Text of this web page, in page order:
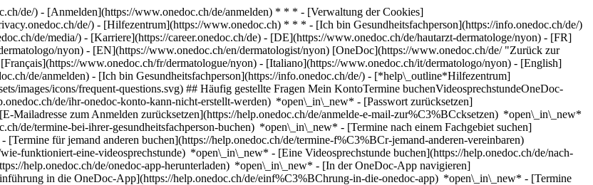
de/) - [Anmelden](https://www.onedoc.ch/de/anmelden) * * * - [Verwaltung der Cookies]
de/) - [Hilfezentrum](https://www.onedoc.ch) * * * - [Ich bin Gesundheitsfachperson](https://info.onedoc.ch/de/)
de/media/) - [Karriere](https://career.onedoc.ch/de) - [DE](https://www.onedoc.ch/de/hautarzt-dermatologe/nyon) - [FR]
nyon) - [EN](https://www.onedoc.ch/en/dermatologist/nyon) [OneDoc](https://www.onedoc.ch/de/ "Zurück zur
www.onedoc.ch/fr/dermatologue/nyon) - [Italiano](https://www.onedoc.ch/it/dermatologo/nyon) - [English]
de/anmelden) - [Ich bin Gesundheitsfachperson](https://info.onedoc.ch/de/) - [*help\_outline*Hilfezentrum]
images/icons/frequent-questions.svg) ## Häufig gestellte Fragen Mein KontoTermine buchenVideosprechstundeOneDoc-
de/ihr-onedoc-konto-kann-nicht-erstellt-werden) *open\_in\_new* - [Passwort zurücksetzen]
zum Anmelden zurücksetzen](https://help.onedoc.ch/de/anmelde-e-mail-zur%C3%BCcksetzen) *open\_in\_new*
de/termine-bei-ihrer-gesundheitsfachperson-buchen) *open\_in\_new* - [Termine nach einem Fachgebiet suchen]
für jemand anderen buchen](https://help.onedoc.ch/de/termine-f%C3%BCr-jemand-anderen-vereinbaren)
funktioniert-eine-videosprechstunde) *open\_in\_new* - [Eine Videosprechstunde buchen](https://help.onedoc.ch/de/nach-
help.onedoc.ch/de/onedoc-app-herunterladen) *open\_in\_new* - [In der OneDoc-App navigieren]
in die OneDoc-App](https://help.onedoc.ch/de/einf%C3%BChrung-in-die-onedoc-app) *open\_in\_new* - [Termine verwalten](https://help.onedoc.ch/de/termine-verwalten) *open\_in\_new* - [Termine absagen](https://help.onedoc.ch/de/online-gebuchte-termine-absagen) *open\_in\_new* - [Ich erhalte keine Terminbestätigung](https://help.onedoc.ch/de/ich-erhalte-keine-terminbest%C3%A4tigung) *open\_in\_new* [Alle unsere Artikel anzeigen *open\_in\_new*](https://help.onedoc.ch/de/) close ## Ihre Suche bearbeiten ![Haus mit Pluszeichen, das anzeigt, dass eine Konsultation vor Ort möglich ist](https://www.onedoc.ch/assets/images/icons/on-site.svg) Vor Ort ![Kamera mit Play-Symbol, die anzeigt, dass eine Konsultation per Video aus der Ferne möglich ist](https://www.onedoc.ch/assets/images/icons/remote.svg) Virtuell Suche #### Fachrichtung #### Gesundheitsfachperson #### Einrichtung edit Hautarzt (Dermatologe) in Nyon tune Filter Neue Patienten*keyboard\_arrow\_down* - Zugelassen*check\_circle* Gesprochene Sprachen*keyboard\_arrow\_down* - Armenisch*check\_circle* - Deutsch*check\_circle* - Englisch*check\_circle* - Französisch*check\_circle* - Griechisch*check\_circle* - Italienisch*check\_circle* - Luxemburgisch*check\_circle* - Niederländisch*check\_circle* - Persisch*check\_circle* - Polnisch*check\_circle* - Rumänisch*check\_circle* - Spanisch*check\_circle* - Türkisch*check\_circle* Geschlecht*keyboard\_arrow\_down* - Weiblich*check\_circle* - Männlich*check\_circle* Netzwerk*keyboard\_arrow\_down* - ASCA*check\_circle* Verfügbarkeit*keyboard\_arrow\_down* - Heute*check\_circle* - In den nächsten 3 Tagen*check\_circle* - In den nächsten 7 Tagen*check\_circle* - In den nächsten 14 Tagen*check\_circle* # Hautarzt (Dermatologie) in Nyon: Buchen Sie heute Ihren Termin online ## 1 Ergebnis in Nyon [![Dr. Sophie Becart, Hautärztin (Dermatologin) in Nyon](https://assets.onedoc.ch/images/users/d9cdb74c103c9f88b4f8ecf65bedd2392ecdd92cc30fd7a016b56585c6d31e52-small.jpg "Dr. Sophie Becart, Hautärztin (Dermatologin) in Nyon")](https://www.onedoc.ch/de/hautarztin-dermatologin/nyon/px59/dr-sophie-becart) ### [Dr. Sophie Becart](https://www.onedoc.ch/de/hautarztin-dermatologin/nyon/px59/dr-sophie-becart) ![Abzeichen, das ein verifiziertes Profil kennzeichnet](https://www.onedoc.ch/assets/images/icons/checkmark.svg) Hautärztin (Dermatologin) Cabinet du Dr Sophie Becart Rue de la Vy-Creuse 4 1260 Nyon ![Patient mit Minuszeichen, der anzeigt, dass keine neuen Patienten angenommen werden](https://www.onedoc.ch/assets/images/icons/no-new-patients.svg)Akzeptiert keine neuen Patienten [Termin buchen](https://www.onedoc.ch/de/hautarztin-dermatologin/nyon/px59/dr-sophie-becart) *chevron\_left* Mo. 03 Aug. *chevron\_right* Mehr Termine anzeigen *error\_outline* Beim Laden der Verfügbarkeiten ist ein Fehler aufgetreten [Erneut versuchen](https://www.onedoc.ch) ## __Hautärzte (Dermatologen)__ in der Umgebung von __Nyon__: Andere Gesundheitsfachpersonen können Online gebucht werden [![Dr. Caroline Farny, Hautärztin (Dermatologin) in Genolier](https://assets.onedoc.ch/images/users/7717396cb8a29a02d291ec5e7a5647148e42c443ab6b50e27127dd7aaf18246f-small.png "Dr. Caroline Farny, Hautärztin (Dermatologin) in Genolier")](https://www.onedoc.ch/de/hautarztin-dermatologin/genolier/pc2sv/dr-caroline-farny) ### [Dr. Caroline Farny](https://www.onedoc.ch/de/hautarztin-dermatologin/genolier/pc2sv/dr-caroline-farny) ![Abzeichen, das ein verifiziertes Profil kennzeichnet](https://www.onedoc.ch/assets/images/icons/checkmark.svg) [Hautärztin (Dermatologin)](https://www.onedoc.ch/de/hautarzt-dermatologe/genolier) Clinique de Genolier - Dre Caroline Farny Route du Muids 3 1272 Genolier ![Patient mit Pluszeichen, der anzeigt, dass neue Patienten angenommen werden](https://www.onedoc.ch/assets/images/icons/new-patients.svg)Akzeptiert neue Patienten [Termin buchen](https://www.onedoc.ch/de/hautarztin-dermatologin/genolier/pc2sv/dr-caroline-farny) Expertisen:[Sexuell übertragbare Krankheiten | Sexuell übertragbare Infektionen (STD/STI)](https://www.onedoc.ch/de/sexuell-ubertragbare-krankheiten-sexuell-ubertragbare-infektionen-std-sti/genolier), [Muttermalkontrolle](https://www.onedoc.ch/de/muttermalkontrolle/genolier), [Hautkrebs](https://www.onedoc.ch/de/hautkrebs/genolier), [Entfernung von Muttermalen | Naevus Exzision](https://www.onedoc.ch/de/entfernung-von-muttermalen-naevus-exzision/genolier), [Ekzem](https://www.onedoc.ch/de/ekzem/genolier), [Psoriasis | Schuppenflechte](https://www.onedoc.ch/de/psoriasis-schuppenflechte/genolier), [Kryotherapie | Kältetherapie](https://www.onedoc.ch/de/kryotherapie-kaltetherapie/genolier), [Pädiatrische Dermatologie](https://www.onedoc.ch/de/padiatrische-dermatologie/genolier), [Akne](https://www.onedoc.ch/de/akne/genolier)Mehr anzeigen *chevron\_left* Mo. 03 Aug. *chevron\_right* Mehr Termine anzeigen *error\_outline* Beim Laden der Verfügbarkeiten ist ein Fehler aufgetreten [Erneut versuchen](https://www.onedoc.ch) Expertisen:[Sexuell übertragbare Krankheiten | Sexuell übertragbare Infektionen (STD/STI)](https://www.onedoc.ch/de/sexuell-ubertragbare-krankheiten-sexuell-ubertragbare-infektionen-std-sti/genolier), [Muttermalkontrolle](https://www.onedoc.ch/de/muttermalkontrolle/genolier), [Hautkrebs](https://www.onedoc.ch/de/hautkrebs/genolier), [Entfernung von Muttermalen | Naevus Exzision](https://www.onedoc.ch/de/entfernung-von-muttermalen-naevus-exzision/genolier), [Ekzem](https://www.onedoc.ch/de/ekzem/genolier), [Psoriasis | Schuppenflechte](https://www.onedoc.ch/de/psoriasis-schuppenflechte/genolier), [Kryotherapie | Kältetherapie](https://www.onedoc.ch/de/kryotherapie-kaltetherapie/genolier), [Pädiatrische Dermatologie](https://www.onedoc.ch/de/padiatrische-dermatologie/genolier), [Akne](https://www.onedoc.ch/de/akne/genolier)Mehr anzeigen [![Dr. Kimberley Bertholet-George, Hautärztin (Dermatologin) in Gland](https://assets.onedoc.ch/images/users/fe60c93e7e19bd3cadbfca95f08c1d7cea7565e94274a6ec264d04b5383bc19b-small.jpg "Dr. Kimberley Bertholet-George, Hautärztin (Dermatologin) in Gland")](https://www.onedoc.ch/de/hautarztin-dermatologin/gland/pcoue/dr-kimberley-bertholet-george) ### [Dr. Kimberley Bertholet-George](https://www.onedoc.ch/de/hautarztin-dermatologin/gland/pcoue/dr-kimberley-bertholet-george) ![Abzeichen, das ein verifiziertes Profil kennzeichnet](https://www.onedoc.ch/assets/images/icons/checkmark.svg) [Hautärztin (Dermatologin)](https://www.onedoc.ch/de/hautarzt-dermatologe/gland) [Centre Médical du Lac](https://www.onedoc.ch/de/medizinisches-zentrum/gland/e779/centre-medical-du-lac) Route Suisse 35 1196 Gland ![Patient mit Minuszeichen, der anzeigt, dass keine neuen Patienten angenommen werden](https://www.onedoc.ch/assets/images/icons/no-new-patients.svg)Akzeptiert keine neuen Patienten [Termin buchen](https://www.onedoc.ch/de/hautarztin-dermatologin/gland/pcoue/dr-kimberley-bertholet-george) Expertisen:[Sexuell übertragbare Krankheiten | Sexuell übertragbare Infektionen (STD/STI)](https://www.onedoc.ch/de/sexuell-ubertragbare-krankheiten-sexuell-ubertragbare-infektionen-std-sti/gland), [Muttermalkontrolle](https://www.onedoc.ch/de/muttermalkontrolle/gland), [Hautkrebs](https://www.onedoc.ch/de/hautkrebs/gland), [Entfernung von Muttermalen | Naevus Exzision](https://www.onedoc.ch/de/entfernung-von-muttermalen-naevus-exzision/gland), [Zystenentfernung | Atherom Exzision](https://www.onedoc.ch/de/zystenentfernung-atherom-exzision/gland), [Ekzem](https://www.onedoc.ch/de/ekzem/gland), [Pädiatrische Dermatologie](https://www.onedoc.ch/de/padiatrische-dermatologie/gland), [Kryotherapie | Kältetherapie](https://www.onedoc.ch/de/kryotherapie-kaltetherapie/gland)Mehr anzeigen *chevron\_left* Mo. 03 Aug. *chevron\_right* Mehr Termine anzeigen *error\_outline* Beim Laden der Verfügbarkeiten ist ein Fehler aufgetreten [Erneut versuchen](https://www.onedoc.ch) Expertisen:[Sexuell übertragbare Krankheiten | Sexuell übertragbare Infektionen (STD/STI)](https://www.onedoc.ch/de/sexuell-ubertragbare-krankheiten-sexuell-ubertragbare-infektionen-std-sti/gland), [Muttermalkontrolle](https://www.onedoc.ch/de/muttermalkontrolle/gland), [Hautkrebs](https://www.onedoc.ch/de/hautkrebs/gland), [Entfernung von Muttermalen | Naevus Exzision](https://www.onedoc.ch/de/entfernung-von-muttermalen-naevus-exzision/gland), [Zystenentfernung | Atherom Exzision](https://www.onedoc.ch/de/zystenentfernung-atherom-exzision/gland), [Ekzem](https://www.onedoc.ch/de/ekzem/gland), [Pädiatrische Dermatologie](https://www.onedoc.ch/de/padiatrische-dermatologie/gland), [Kryotherapie | Kältetherapie](https://www.onedoc.ch/de/kryotherapie-kaltetherapie/gland)Mehr anzeigen [![Dr. Bahar Shafaeddin, Hautärztin (Dermatologin) in Genolier](https://assets.onedoc.ch/images/users/298c6a1fe4f0eb9fa504a2c7a87f338a6e33b701395d6b9b944b0b9b924d4273-small.png "Dr. Bahar Shafaeddin, Hautärztin (Dermatologin) in Genolier")](https://www.onedoc.ch/de/hautarztin-dermatologin/genolier/pconu/dr-bahar-shafaeddin) ### [Dr. Bahar Shafaeddin](https://www.onedoc.ch/de/hautarztin-dermatologin/genolier/pconu/dr-bahar-shafaeddin) ![Abzeichen, das ein verifiziertes Profil kennzeichnet](https://www.onedoc.ch/assets/images/icons/checkmark.svg) [Hautärztin (Dermatologin)](https://www.onedoc.ch/de/hautarzt-dermatologe/genolier) Clinique NESCENS; https://maps.app.goo.gl/n4JaNhGuxNiqxpYB8 Route du Muids 5 1272 Genolier ![Patient mit Pluszeichen, der anzeigt, dass neue Patienten angenommen werden](https://www.onedoc.ch/assets/images/icons/new-patients.svg)Akzeptiert neue Patienten [Termin buchen](https://www.onedoc.ch/de/hautarztin-dermatologin/genolier/pconu/dr-bahar-shafaeddin) Expertisen:[Akne](https://www.onedoc.ch/de/akne/genolier), [Ekzem](https://www.onedoc.ch/de/ekzem/genolier), [Hautkrebs](https://www.onedoc.ch/de/hautkrebs/genolier), [Psoriasis | Schuppenflechte](https://www.onedoc.ch/de/psoriasis-schuppenflechte/genolier), [Pädiatrische Dermatologie](https://www.onedoc.ch/d